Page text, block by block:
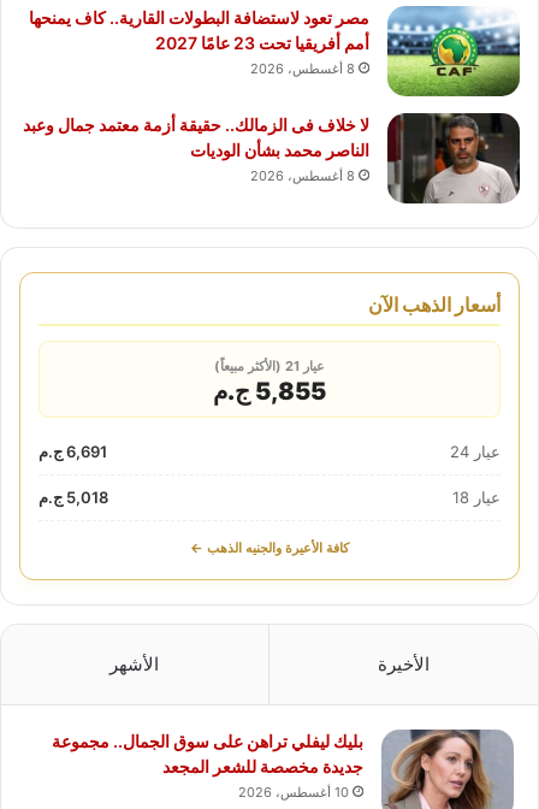
مصر تعود لاستضافة البطولات القارية.. كاف يمنحها
أمم أفريقيا تحت 23 عامًا 2027
8 أغسطس، 2026
لا خلاف فى الزمالك.. حقيقة أزمة معتمد جمال وعبد
الناصر محمد بشأن الوديات
8 أغسطس، 2026
أسعار الذهب الآن
عيار 21 (الأكثر مبيعاً)
5,855 ج.م
عيار 24 6,691 ج.م
عيار 18 5,018 ج.م
كافة الأعيرة والجنيه الذهب ←
الأخيرة الأشهر
بليك ليفلي تراهن على سوق الجمال.. مجموعة
جديدة مخصصة للشعر المجعد
10 أغسطس، 2026